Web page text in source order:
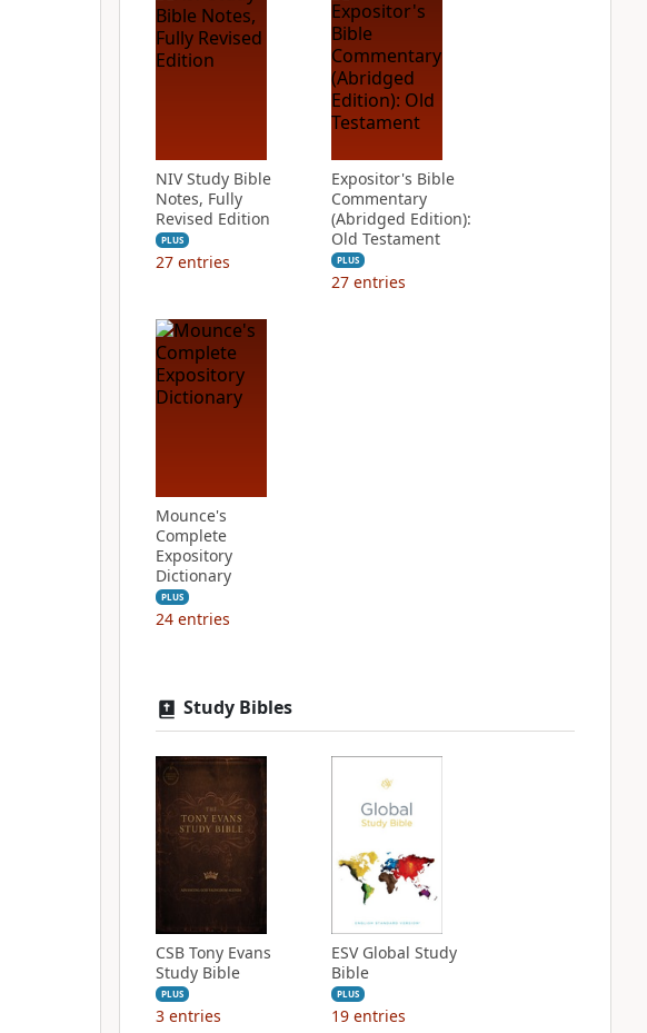
NIV Study Bible
Notes, Fully
Revised Edition
PLUS
27 entries
Expositor's Bible
Commentary
(Abridged Edition):
Old Testament
PLUS
27 entries
Mounce's
Complete
Expository
Dictionary
PLUS
24 entries
Study Bibles
CSB Tony Evans
Study Bible
PLUS
3 entries
ESV Global Study
Bible
PLUS
19 entries